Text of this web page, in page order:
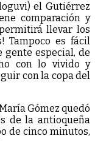
el Gutiérrez
comparación y
llevar los
Tampoco es fácil
gente especial, de
con lo vivido y
con la copa del
Gómez quedó
de la antioqueña
de cinco minutos,